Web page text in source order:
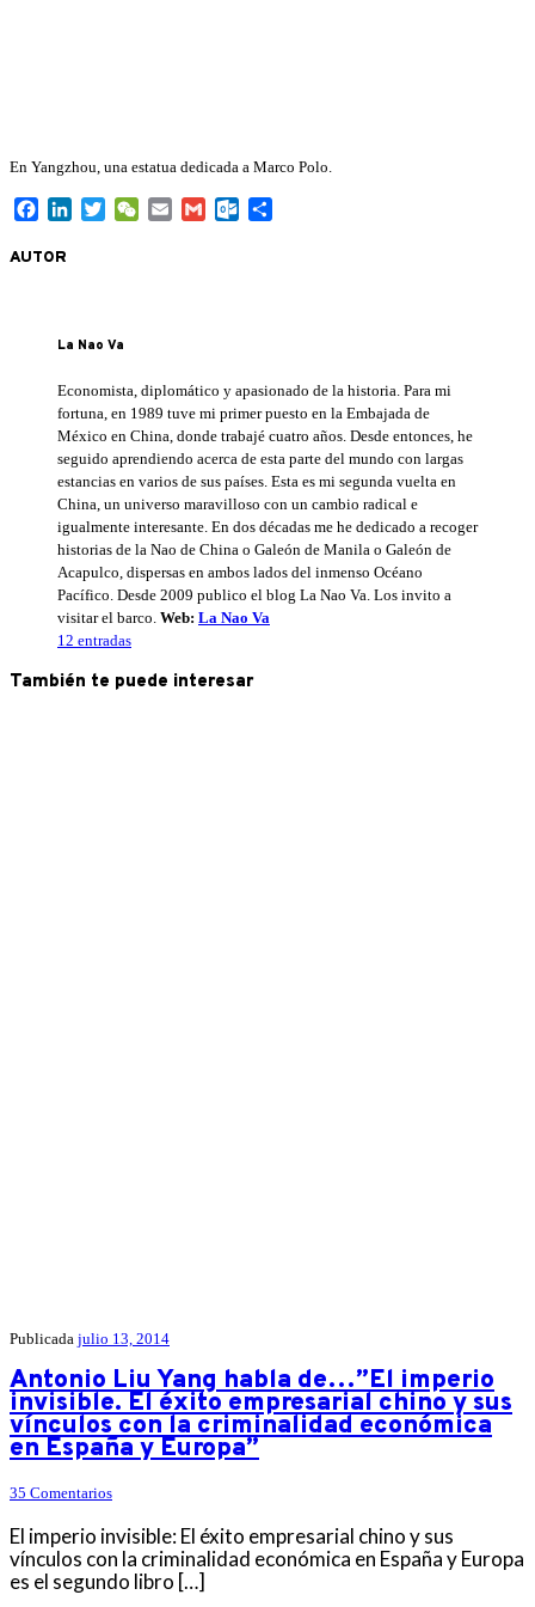
En Yangzhou, una estatua dedicada a Marco Polo.
FacebookLinkedInTwitterWeChat
Email Gmail Outlook.com
AUTOR
La Nao Va
Economista, diplomático y apasionado de la historia. Para mi
fortuna, en 1989 tuve mi primer puesto en la Embajada de
México en China, donde trabajé cuatro años. Desde entonces, he
seguido aprendiendo acerca de esta parte del mundo con largas
estancias en varios de sus países. Esta es mi segunda vuelta en
China, un universo maravilloso con un cambio radical e
igualmente interesante. En dos décadas me he dedicado a recoger
historias de la Nao de China o Galeón de Manila o Galeón de
Acapulco, dispersas en ambos lados del inmenso Océano
Pacífico. Desde 2009 publico el blog La Nao Va. Los invito a
visitar el barco. Web: La Nao Va
12 entradas
También te puede interesar
Publicada julio 13, 2014
Antonio Liu Yang habla de…”El imperio
invisible. El éxito empresarial chino y sus
vínculos con la criminalidad económica
en España y Europa”
35 Comentarios
El imperio invisible: El éxito empresarial chino y sus
vínculos con la criminalidad económica en España y Europa
es el segundo libro […]